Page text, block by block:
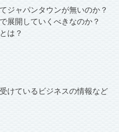
ジャパンタウンが無いのか？
展開していくべきなのか？
は？
けているビジネスの情報など